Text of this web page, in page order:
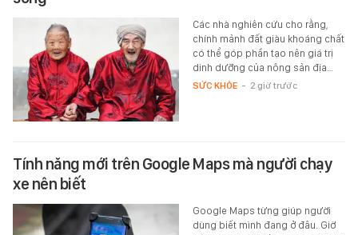
Các nhà nghiên cứu cho rằng,
chính mảnh đất giàu khoáng chất
có thể góp phần tạo nên giá trị
dinh dưỡng của nông sản địa…
SỨC KHỎE - 2 giờ trước
Tính năng mới trên Google Maps mà người chạy
xe nên biết
Google Maps từng giúp người
dùng biết mình đang ở đâu. Giờ